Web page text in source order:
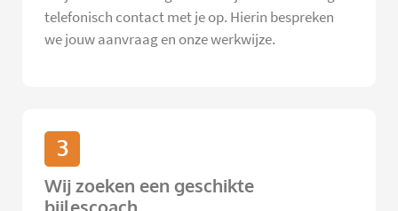
telefonisch contact met je op. Hierin bespreken
we jouw aanvraag en onze werkwijze.
3
Wij zoeken een geschikte